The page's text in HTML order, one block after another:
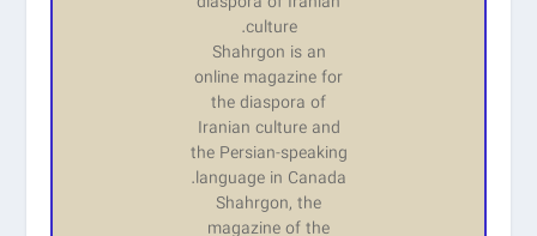
culture.
Shahrgon is an
online magazine for
the diaspora of
Iranian culture and
the Persian-speaking
language in Canada.
Shahrgon, the
magazine of the